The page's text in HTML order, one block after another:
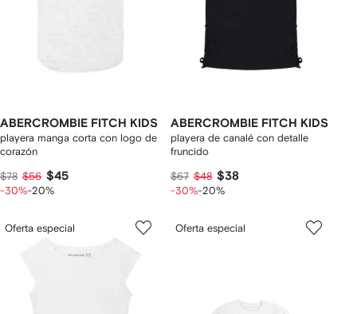
ABERCROMBIE FITCH KIDS
playera manga corta con logo de
corazón
$78 $56 $45
-30%-20%
ABERCROMBIE FITCH KIDS
playera de canalé con detalle
fruncido
$67 $48 $38
-30%-20%
Oferta especial Oferta especial